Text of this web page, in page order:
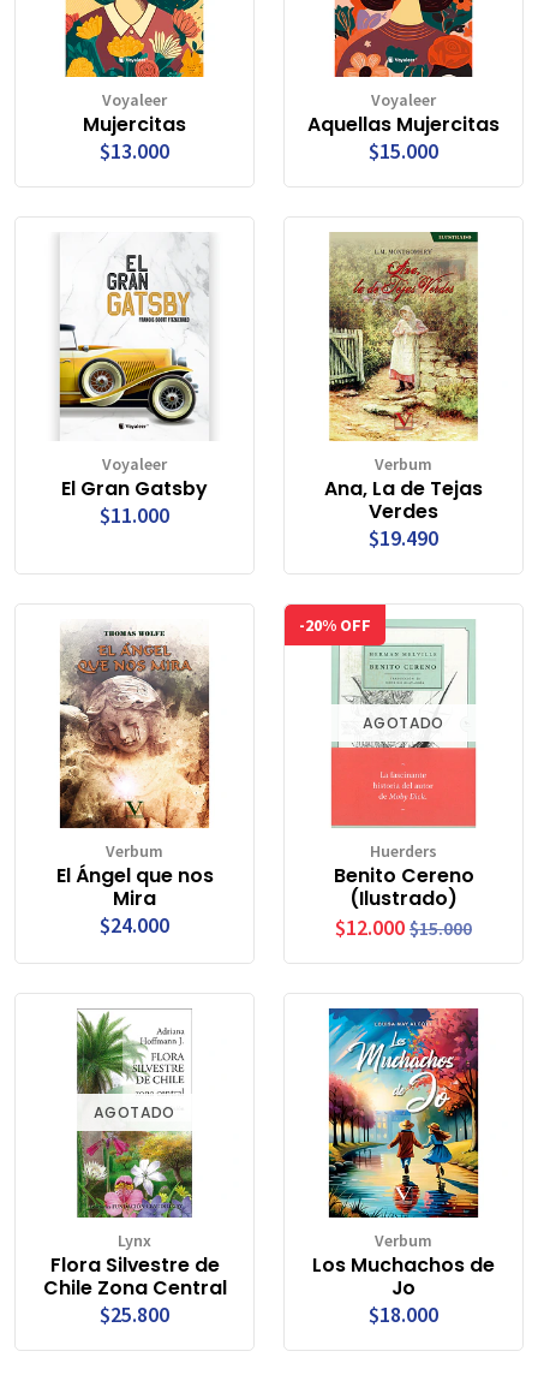
Voyaleer
Mujercitas
$13.000
Voyaleer
Aquellas Mujercitas
$15.000
Voyaleer
El Gran Gatsby
$11.000
Verbum
Ana, La de Tejas
Verdes
$19.490
Verbum
El Ángel que nos
Mira
$24.000
-20% OFF
AGOTADO
Huerders
Benito Cereno
(Ilustrado)
$12.000 $15.000
AGOTADO
Lynx
Flora Silvestre de
Chile Zona Central
$25.800
Verbum
Los Muchachos de
Jo
$18.000